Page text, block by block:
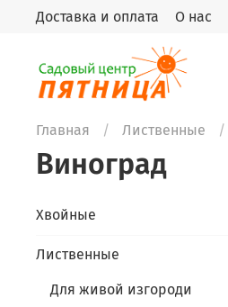
Доставка и оплата О нас
Главная Лиственные
Виноград
Хвойные
Лиственные
Для живой изгороди